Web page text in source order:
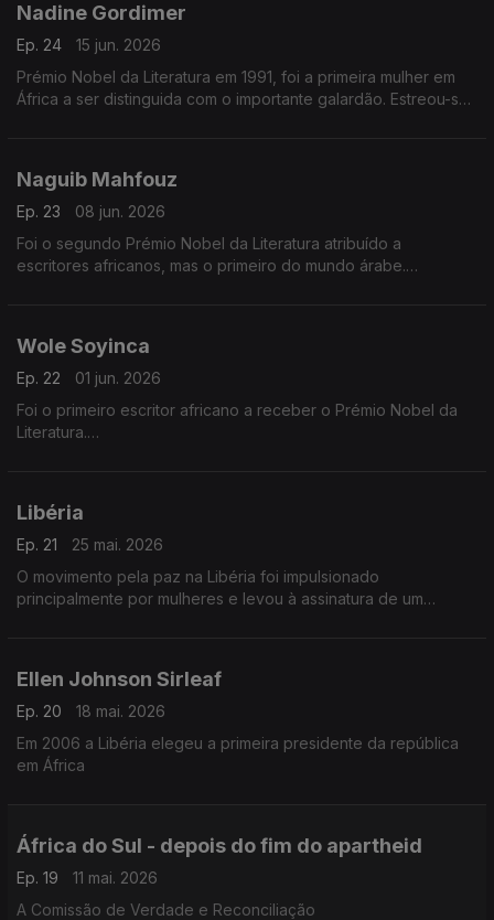
Nadine Gordimer
Ep. 24
15 jun. 2026
Prémio Nobel da Literatura em 1991, foi a primeira mulher em
África a ser distinguida com o importante galardão. Estreou-se
Naguib Mahfouz
Ep. 23
08 jun. 2026
Foi o segundo Prémio Nobel da Literatura atribuído a
escritores africanos, mas o primeiro do mundo árabe.
Wole Soyinca
Ep. 22
01 jun. 2026
Foi o primeiro escritor africano a receber o Prémio Nobel da
Literatura.
Libéria
Ep. 21
25 mai. 2026
O movimento pela paz na Libéria foi impulsionado
principalmente por mulheres e levou à assinatura de um
Ellen Johnson Sirleaf
Ep. 20
18 mai. 2026
Em 2006 a Libéria elegeu a primeira presidente da república
em África
África do Sul - depois do fim do apartheid
Ep. 19
11 mai. 2026
A Comissão de Verdade e Reconciliação